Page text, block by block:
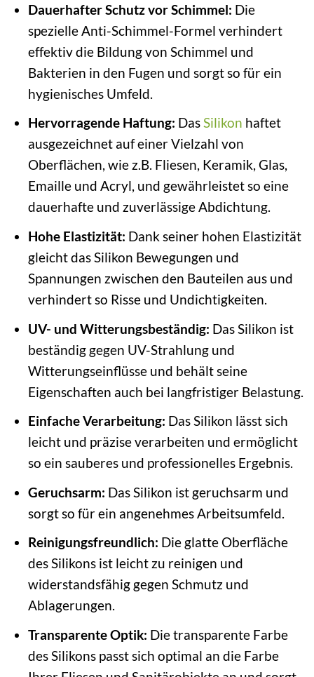
Dauerhafter Schutz vor Schimmel: Die
spezielle Anti-Schimmel-Formel verhindert
effektiv die Bildung von Schimmel und
Bakterien in den Fugen und sorgt so für ein
hygienisches Umfeld.
Hervorragende Haftung: DasSilikon haftet
ausgezeichnet auf einer Vielzahl von
Oberflächen, wie z.B. Fliesen, Keramik, Glas,
Emaille und Acryl, und gewährleistet so eine
dauerhafte und zuverlässige Abdichtung.
Hohe Elastizität: Dank seiner hohen Elastizität
gleicht das Silikon Bewegungen und
Spannungen zwischen den Bauteilen aus und
verhindert so Risse und Undichtigkeiten.
UV- und Witterungsbeständig: Das Silikon ist
beständig gegen UV-Strahlung und
Witterungseinflüsse und behält seine
Eigenschaften auch bei langfristiger Belastung.
Einfache Verarbeitung: Das Silikon lässt sich
leicht und präzise verarbeiten und ermöglicht
so ein sauberes und professionelles Ergebnis.
Geruchsarm: Das Silikon ist geruchsarm und
sorgt so für ein angenehmes Arbeitsumfeld.
Reinigungsfreundlich: Die glatte Oberfläche
des Silikons ist leicht zu reinigen und
widerstandsfähig gegen Schmutz und
Ablagerungen.
Transparente Optik: Die transparente Farbe
des Silikons passt sich optimal an die Farbe